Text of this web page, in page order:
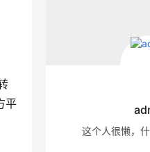
平
这个人很懒，